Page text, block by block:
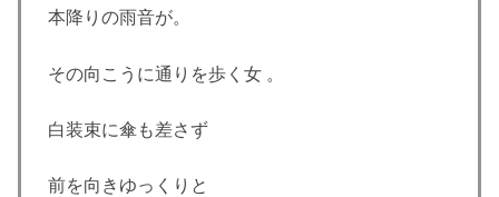
本降りの雨音が。
その向こうに通りを歩く女 。
白装束に傘も差さず
前を向きゆっくりと